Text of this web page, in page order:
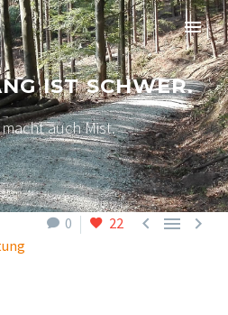
IST SCHWER.
auch Mist.
0 22   